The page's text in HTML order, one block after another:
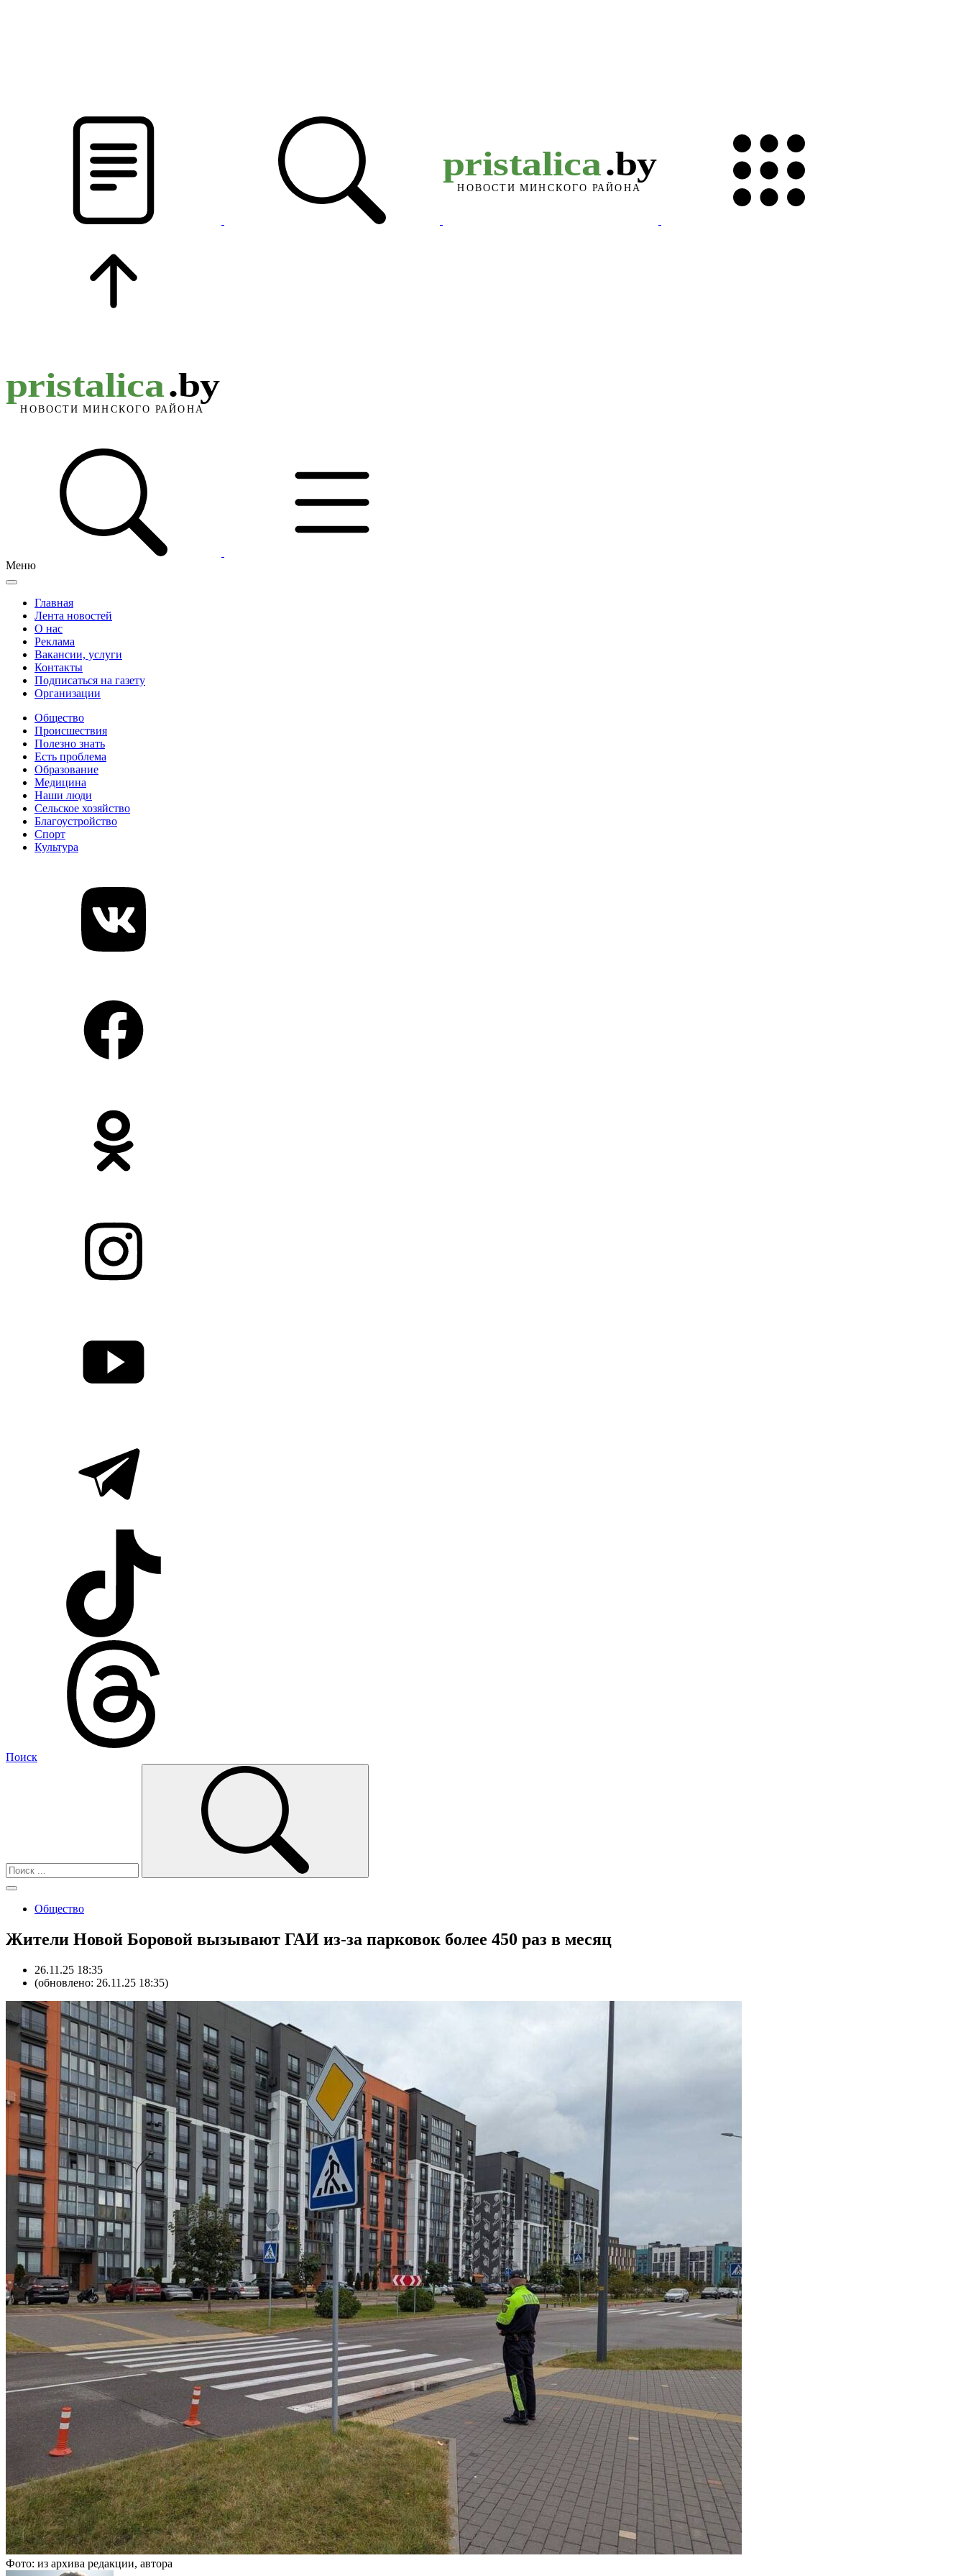
Меню
Главная
Лента новостей
О нас
Реклама
Вакансии, услуги
Контакты
Подписаться на газету
Организации
Общество
Происшествия
Полезно знать
Есть проблема
Образование
Медицина
Наши люди
Сельское хозяйство
Благоустройство
Спорт
Культура
Поиск
Общество
Жители Новой Боровой вызывают ГАИ из-за парковок более 450 раз в месяц
26.11.25 18:35
(обновлено: 26.11.25 18:35)
Фото: из архива редакции, автора